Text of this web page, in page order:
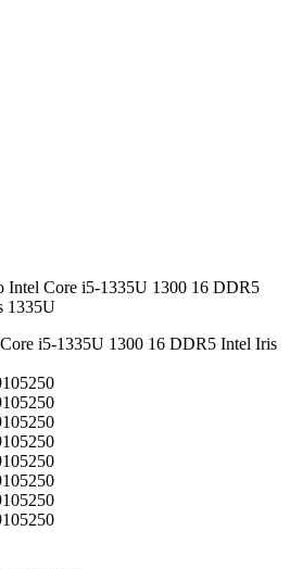
Intel Core i5-1335U 1300 16 DDR5
1335U
i5-1335U 1300 16 DDR5 Intel Iris